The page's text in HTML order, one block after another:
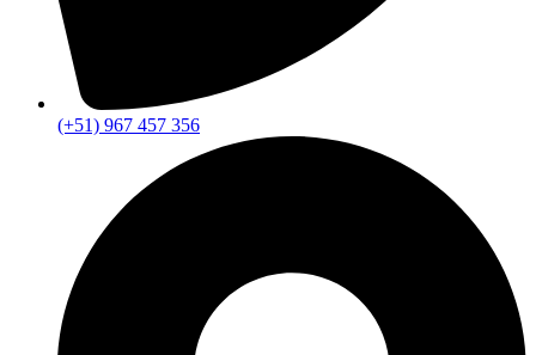
(+51) 967 457 356